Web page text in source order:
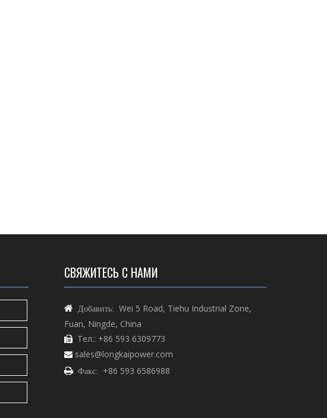
СВЯЖИТЕСЬ С НАМИ
 Добавить: Wei 5 Road, Tiehu Industrial Zone,
Fuan, Ningde, China
 Тел.: +86 593 6309773
 sales@longkaipower.com
 Факс: +86 593 6586988